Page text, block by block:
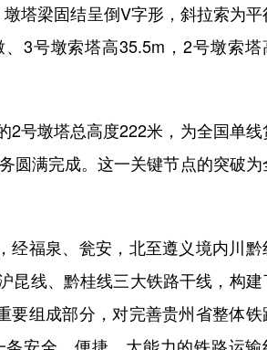
塔梁固结呈倒V字形，斜拉索为平
3号墩索塔高35.5m，2号墩索塔
号墩塔总高度222米，为全国单线
圆满完成。这一关键节点的突破为
福泉、瓮安，北至遵义境内川黔
昆线、黔桂线三大铁路干线，构建
要组成部分，对完善贵州省整体铁